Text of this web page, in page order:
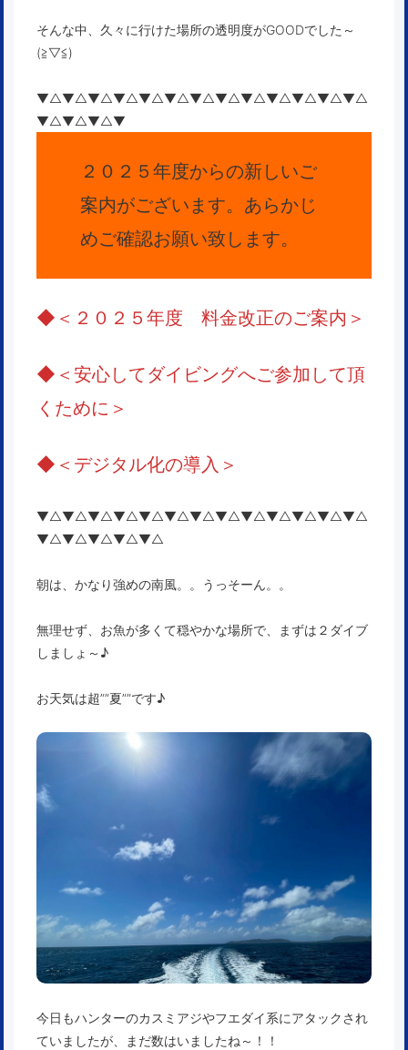
そんな中、久々に行けた場所の透明度がGOODでした～
(≧▽≦)
▼△▼△▼△▼△▼△▼△▼△▼△▼△▼△▼△▼△▼△
▼△▼△▼△▼
２０２５年度からの新しいご
案内がございます。あらかじ
めご確認お願い致します。
◆ ＜２０２５年度 料金改正のご案内＞
◆ ＜安心してダイビングへご参加して頂
くために＞
◆ ＜ デジタル化の導入 ＞
▼△▼△▼△▼△▼△▼△▼△▼△▼△▼△▼△▼△▼△
▼△▼△▼△▼△▼△
朝は、かなり強めの南風。。うっそーん。。
無理せず、お魚が多くて穏やかな場所で、まずは２ダイブ
しましょ～♪
お天気は超””夏””です♪
今日もハンターのカスミアジやフエダイ系にアタックされ
ていましたが、まだ数はいましたね～！！